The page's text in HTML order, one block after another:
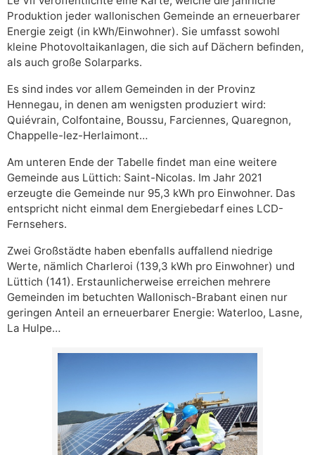
Produktion jeder wallonischen Gemeinde an erneuerbarer
Energie zeigt (in kWh/Einwohner). Sie umfasst sowohl
kleine Photovoltaikanlagen, die sich auf Dächern befinden,
als auch große Solarparks.
Es sind indes vor allem Gemeinden in der Provinz
Hennegau, in denen am wenigsten produziert wird:
Quiévrain, Colfontaine, Boussu, Farciennes, Quaregnon,
Chappelle-lez-Herlaimont…
Am unteren Ende der Tabelle findet man eine weitere
Gemeinde aus Lüttich: Saint-Nicolas. Im Jahr 2021
erzeugte die Gemeinde nur 95,3 kWh pro Einwohner. Das
entspricht nicht einmal dem Energiebedarf eines LCD-
Fernsehers.
Zwei Großstädte haben ebenfalls auffallend niedrige
Werte, nämlich Charleroi (139,3 kWh pro Einwohner) und
Lüttich (141). Erstaunlicherweise erreichen mehrere
Gemeinden im betuchten Wallonisch-Brabant einen nur
geringen Anteil an erneuerbarer Energie: Waterloo, Lasne,
La Hulpe…